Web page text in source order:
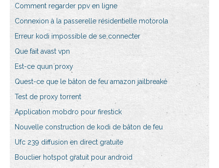
Comment regarder ppv en ligne
Connexion à la passerelle résidentielle motorola
Erreur kodi impossible de se connecter
Que fait avast vpn
Est-ce quun proxy
Quest-ce que le bâton de feu amazon jailbreaké
Test de proxy torrent
Application mobdro pour firestick
Nouvelle construction de kodi de bâton de feu
Ufc 239 diffusion en direct gratuite
Bouclier hotspot gratuit pour android